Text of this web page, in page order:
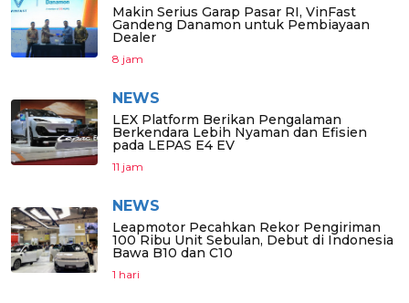
Makin Serius Garap Pasar RI, VinFast
Gandeng Danamon untuk Pembiayaan
Dealer
8 jam
NEWS
LEX Platform Berikan Pengalaman
Berkendara Lebih Nyaman dan Efisien
pada LEPAS E4 EV
11 jam
NEWS
Leapmotor Pecahkan Rekor Pengiriman
100 Ribu Unit Sebulan, Debut di Indonesia
Bawa B10 dan C10
1 hari